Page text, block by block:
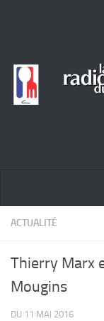
ACTUALITÉ
PORTRAITS
LIVRES
ACTUALITÉ
Thierry Marx
Mougins
DU 11 MAI 2016